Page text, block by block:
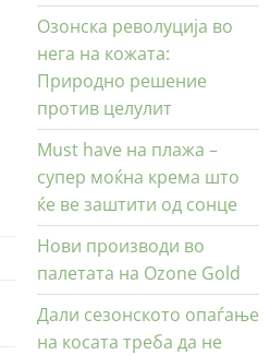
Озонска револуција во
нега на кожата:
Природно решение
против целулит
Must have на плажа –
супер моќна крема што
ќе ве заштити од сонце
Нови производи во
палетата на Ozone Gold
Дали сезонското опаѓање
на косата треба да не